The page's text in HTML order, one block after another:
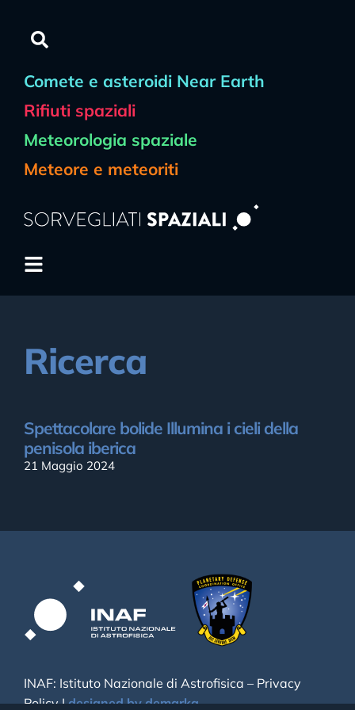
Comete e asteroidi Near Earth
Rifiuti spaziali
Meteorologia spaziale
Meteore e meteoriti
Ricerca
Spettacolare bolide Illumina i cieli della
penisola iberica
21 Maggio 2024
INAF: Istituto Nazionale di Astrofisica – Privacy
Policy|designed by demarka